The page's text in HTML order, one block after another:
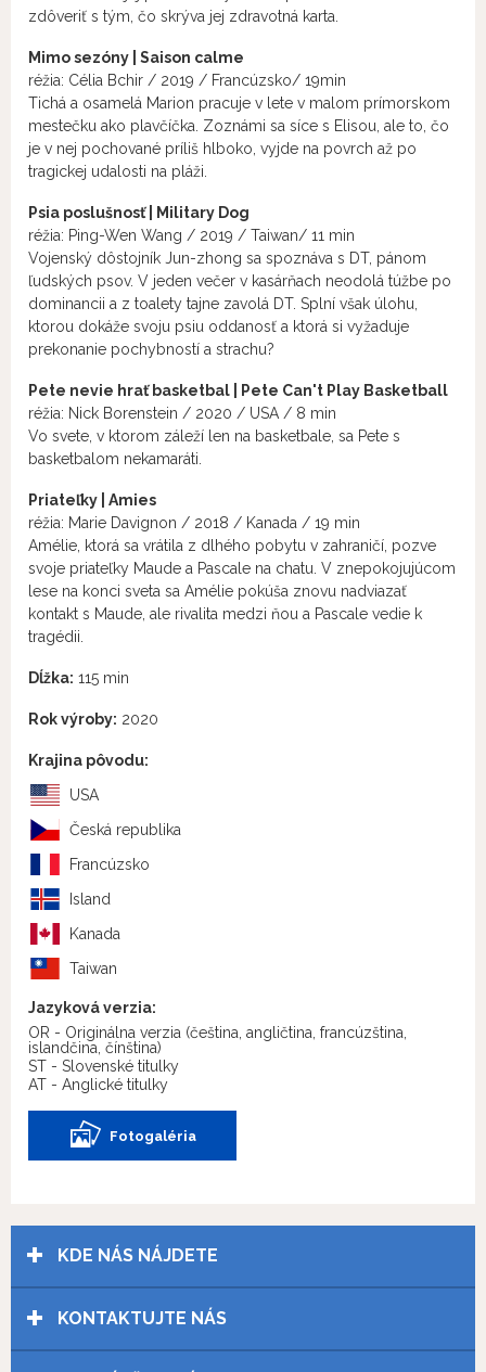
zdôveriť s tým, čo skrýva jej zdravotná karta.
Mimo sezóny | Saison calme
réžia: Célia Bchir / 2019 / Francúzsko/ 19min
Tichá a osamelá Marion pracuje v lete v malom prímorskom
mestečku ako plavčíčka. Zoznámi sa síce s Elisou, ale to, čo
je v nej pochované príliš hlboko, vyjde na povrch až po
tragickej udalosti na pláži.
Psia poslušnosť | Military Dog
réžia: Ping-Wen Wang / 2019 / Taiwan/ 11 min
Vojenský dôstojník Jun-zhong sa spoznáva s DT, pánom
ľudských psov. V jeden večer v kasárňach neodolá túžbe po
dominancii a z toalety tajne zavolá DT. Splní však úlohu,
ktorou dokáže svoju psiu oddanosť a ktorá si vyžaduje
prekonanie pochybností a strachu?
Pete nevie hrať basketbal | Pete Can't Play Basketball
réžia: Nick Borenstein / 2020 / USA / 8 min
Vo svete, v ktorom záleží len na basketbale, sa Pete s
basketbalom nekamaráti.
Priateľky | Amies
réžia: Marie Davignon / 2018 / Kanada / 19 min
Amélie, ktorá sa vrátila z dlhého pobytu v zahraničí, pozve
svoje priateľky Maude a Pascale na chatu. V znepokojujúcom
lese na konci sveta sa Amélie pokúša znovu nadviazať
kontakt s Maude, ale rivalita medzi ňou a Pascale vedie k
tragédii.
Dĺžka: 115 min
Rok výroby: 2020
Krajina pôvodu:
USA
Česká republika
Francúzsko
Island
Kanada
Taiwan
Jazyková verzia:
OR - Originálna verzia (čeština, angličtina, francúzština,
islandčina, čínština)
ST - Slovenské titulky
AT - Anglické titulky
Fotogaléria
KDE NÁS NÁJDETE
KONTAKTUJTE NÁS